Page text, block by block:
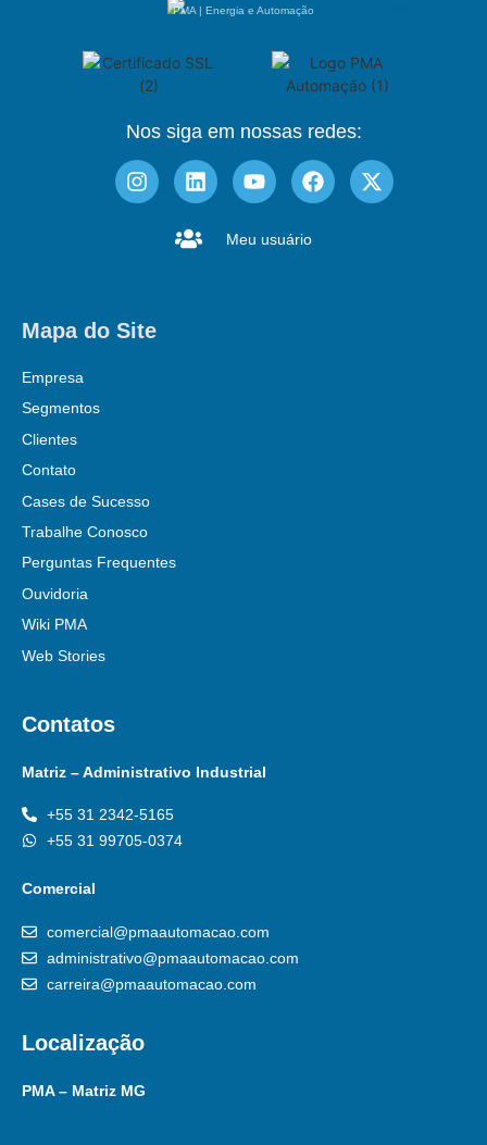
PMA | Energia e Automação
Nos siga em nossas redes:
Meu usuário
Mapa do Site
Empresa
Segmentos
Clientes
Contato
Cases de Sucesso
Trabalhe Conosco
Perguntas Frequentes
Ouvidoria
Wiki PMA
Web Stories
Contatos
Matriz – Administrativo Industrial
+55 31 2342-5165
+55 31 99705-0374
Comercial
comercial@pmaautomacao.com
administrativo@pmaautomacao.com
carreira@pmaautomacao.com
Localização
PMA – Matriz MG